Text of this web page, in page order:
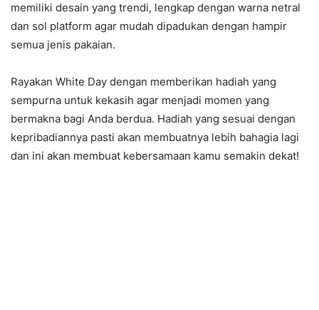
memiliki desain yang trendi, lengkap dengan warna netral
dan sol platform agar mudah dipadukan dengan hampir
semua jenis pakaian.
Rayakan White Day dengan memberikan hadiah yang
sempurna untuk kekasih agar menjadi momen yang
bermakna bagi Anda berdua. Hadiah yang sesuai dengan
kepribadiannya pasti akan membuatnya lebih bahagia lagi
dan ini akan membuat kebersamaan kamu semakin dekat!